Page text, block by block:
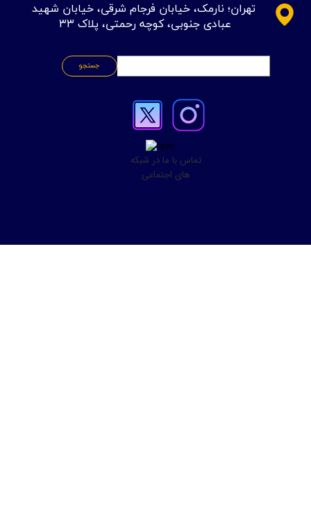
​تهران؛ نارمک، خیابان فرجام شرقی، خیابان شهید
عبادی جنوبی، کوچه رحمتی، پلاک ۳۳
جستجو
تماس با ما در شبکه
های اجتماعی